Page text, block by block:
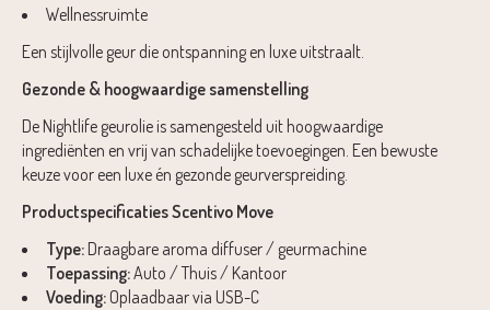
Wellnessruimte
Een stijlvolle geur die ontspanning en luxe uitstraalt.
Gezonde & hoogwaardige samenstelling
De Nightlife geurolie is samengesteld uit hoogwaardige
ingrediënten en vrij van schadelijke toevoegingen. Een bewuste
keuze voor een luxe én gezonde geurverspreiding.
Productspecificaties Scentivo Move
Type: Draagbare aroma diffuser / geurmachine
Toepassing:Auto / Thuis / Kantoor
Voeding: Oplaadbaar via USB-C